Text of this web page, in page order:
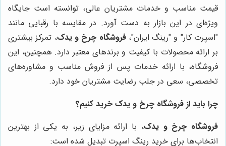
قیمت مناسب و خدمات مشتریان عالی، توانسته است جایگاه
ویژه‌ای در این بازار به دست آورد. در مقایسه با رقبایی مانند
"اسپرت کار" و "رینگ ایران"،فروشگاه چرخ و یدک، تمرکز بیشتری
بر ارائه محصولات با کیفیت و برندهای معتبر دارد. همچنین، این
فروشگاه، با ارائه خدمات پس از فروش مناسب و مشاوره‌های
تخصصی، سعی در جلب رضایت مشتریان خود دارد.
چرا باید از فروشگاه چرخ و یدک خرید کنیم؟
فروشگاه چرخ و یدک، با ارائه مزایای زیر، به یکی از بهترین
انتخاب‌ها برای خرید رینگ اسپرت تبدیل شده است: